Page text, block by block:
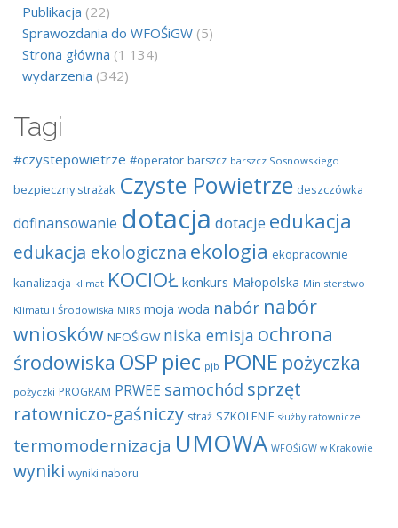
Publikacja (22)
Sprawozdania do WFOŚiGW (5)
Strona główna (1 134)
wydarzenia (342)
Tagi
#czystepowietrze #operator barszcz barszcz Sosnowskiego
bezpieczny strażak Czyste Powietrze deszczówka
dofinansowanie dotacja dotacje edukacja
edukacja ekologiczna ekologia ekopracownie
kanalizacja klimat KOCIOŁ konkurs Małopolska Ministerstwo
Klimatu i Środowiska MIRS moja woda nabór nabór
wniosków NFOŚiGW niska emisja ochrona
środowiska OSP piec pjb PONE pożyczka
pożyczki PROGRAM PRWEE samochód sprzęt
ratowniczo-gaśniczy straż SZKOLENIE służby ratownicze
termomodernizacja UMOWA WFOŚiGW w Krakowie
wyniki wyniki naboru